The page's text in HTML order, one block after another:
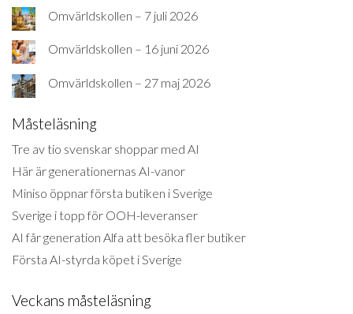
Omvärldskollen – 7 juli 2026
Omvärldskollen – 16 juni 2026
Omvärldskollen – 27 maj 2026
Måsteläsning
Tre av tio svenskar shoppar med AI
Här är generationernas AI-vanor
Miniso öppnar första butiken i Sverige
Sverige i topp för OOH-leveranser
AI får generation Alfa att besöka fler butiker
Första AI-styrda köpet i Sverige
Veckans måsteläsning